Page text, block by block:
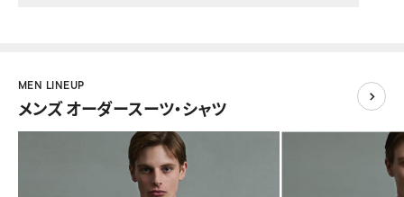
MEN LINEUP
メンズ オーダースーツ・シャツ